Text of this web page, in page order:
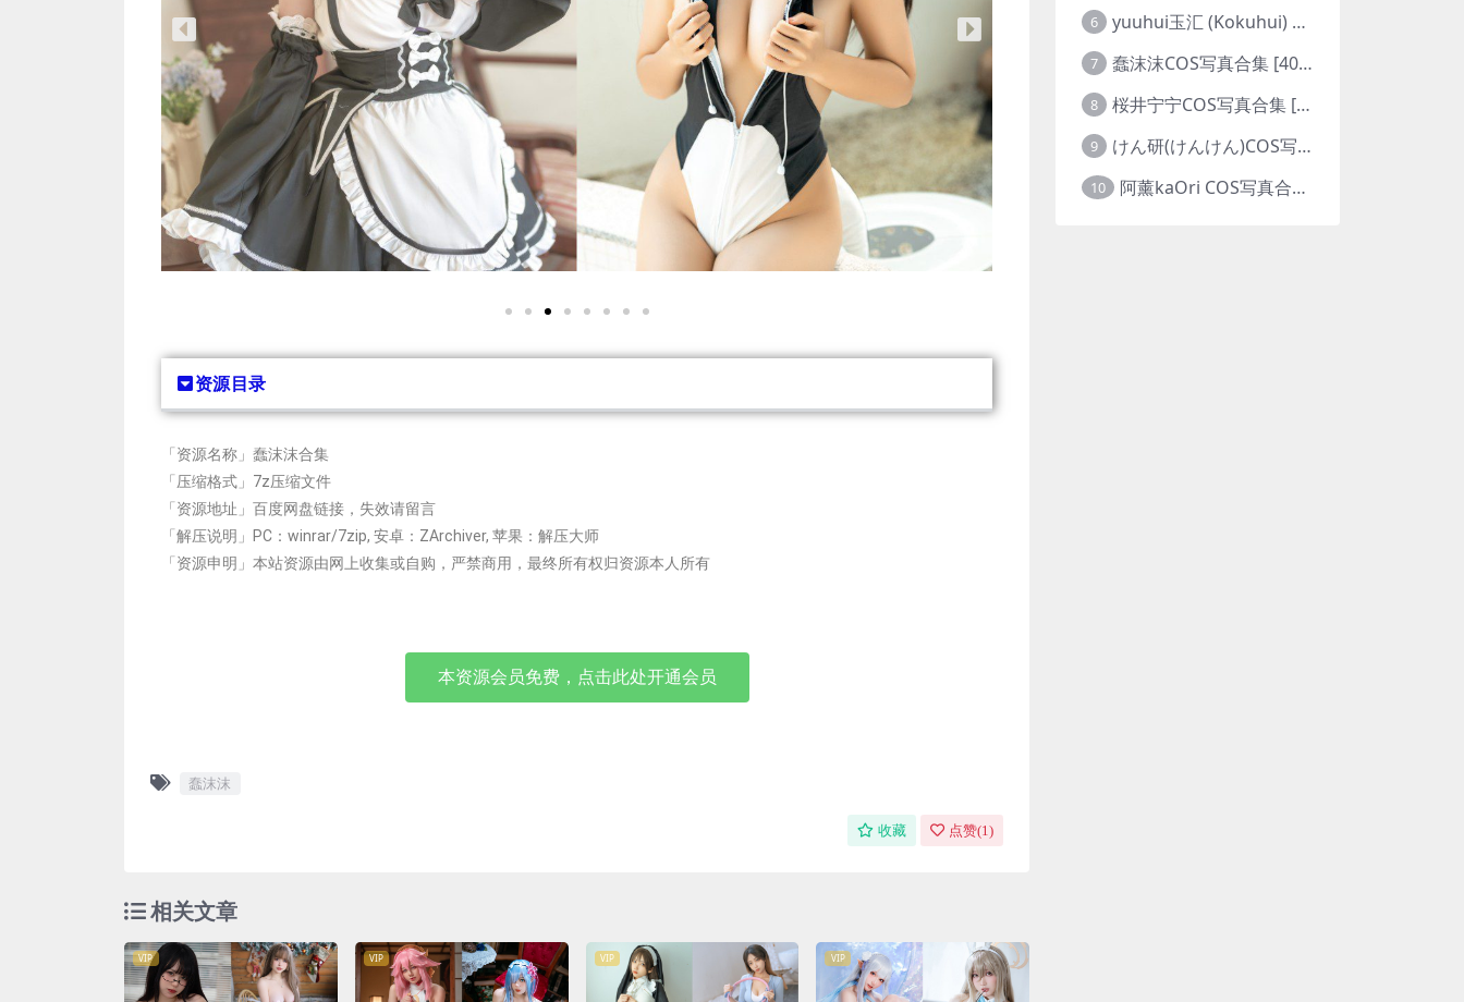
资源目录
「资源名称」蠢沫沫合集
「压缩格式」7z压缩文件
「资源地址」百度网盘链接，失效请留言
「解压说明」PC：winrar/7zip, 安卓：ZArchiver, 苹果：解压大师
「资源申明」本站资源由网上收集或自购，严禁商用，最终所有权归资源本人所有
本资源会员免费，点击此处开通会员
蠢沫沫
收藏 点赞(1 )
相关文章
VIP VIP VIP VIP
6 yuuhui玉汇 (Kokuhui) COS写真合集 [153套][持续更新]
7 蠢沫沫COS写真合集 [405套][持续更新]
8 桜井宁宁COS写真合集 [179套][持续更新]
9 けん研(けんけん)COS写真合集 [94套][持续更新]
10 阿薰kaOri COS写真合集 [65套][持续更新]